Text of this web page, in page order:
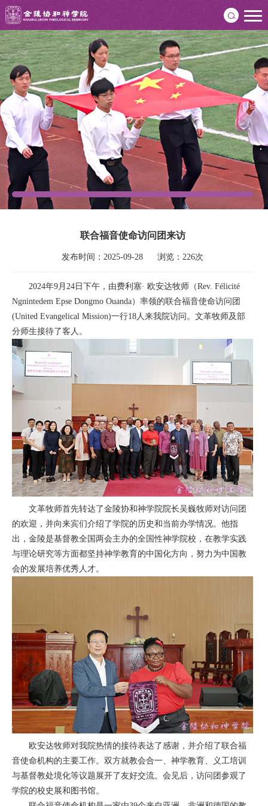
联合福音使命访问团来访
发布时间：2025-09-28      浏览：226次
2024年9月24日下午，由费利塞· 欧安达牧师（Rev. Félicité
Ngnintedem Epse Dongmo Ouanda）率领的联合福音使命访问团
(United Evangelical Mission)一行18人来我院访问。文革牧师及部
分师生接待了客人。
文革牧师首先转达了金陵协和神学院院长吴巍牧师对访问团
的欢迎，并向来宾们介绍了学院的历史和当前办学情况。他指
出，金陵是基督教全国两会主办的全国性神学院校，在教学实践
与理论研究等方面都坚持神学教育的中国化方向，努力为中国教
会的发展培养优秀人才。
欧安达牧师对我院热情的接待表达了感谢，并介绍了联合福
音使命机构的主要工作。双方就教会合一、神学教育、义工培训
与基督教处境化等议题展开了友好交流。会见后，访问团参观了
学院的校史展和图书馆。